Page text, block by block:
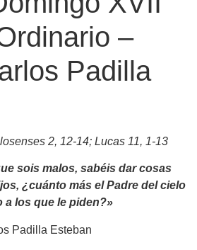
–
Padilla
2, 12-14; Lucas 11, 1-13
sois malos, sabéis dar cosas
¿cuánto más el Padre del cielo
a los que le piden?»
Padilla Esteban